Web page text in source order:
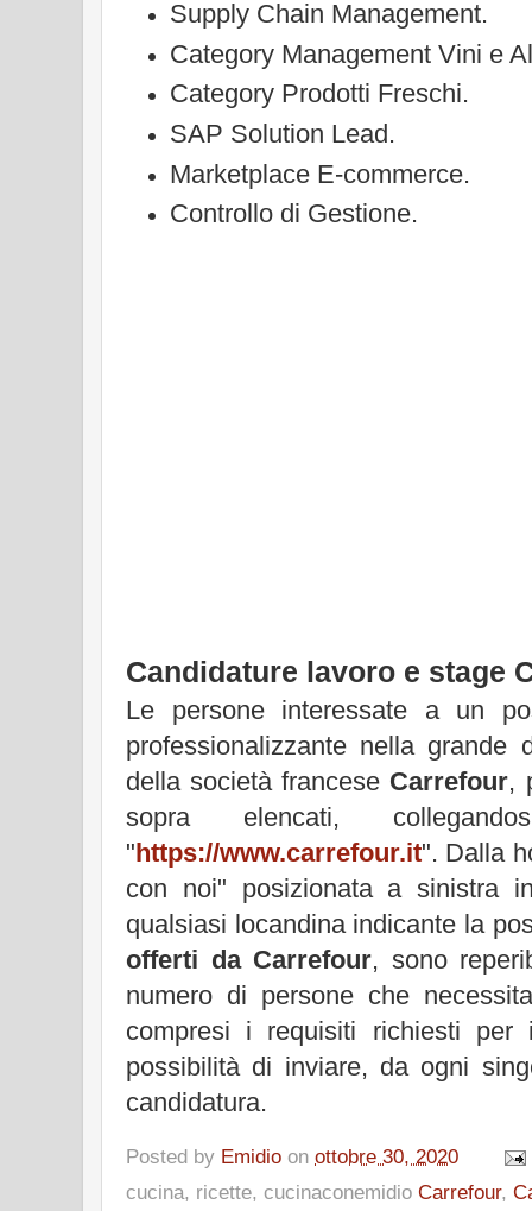
Supply Chain Management.
Category Management Vini e
Category Prodotti Freschi.
SAP Solution Lead.
Marketplace E-commerce.
Controllo di Gestione.
Candidature lavoro e stage
Le persone interessate a un
professionalizzante nella grande
della società francese Carrefour,
sopra elencati,
"https://www.carrefour.it". Dalla
con noi" posizionata a sinistra
qualsiasi locandina indicante la
offerti da Carrefour, sono
numero di persone che
compresi i requisiti richiesti
possibilità di inviare, da ogni
candidatura.
Posted by Emidio on ottobre 30, 2020
cucina, ricette, cucinaconemidio Carrefour,